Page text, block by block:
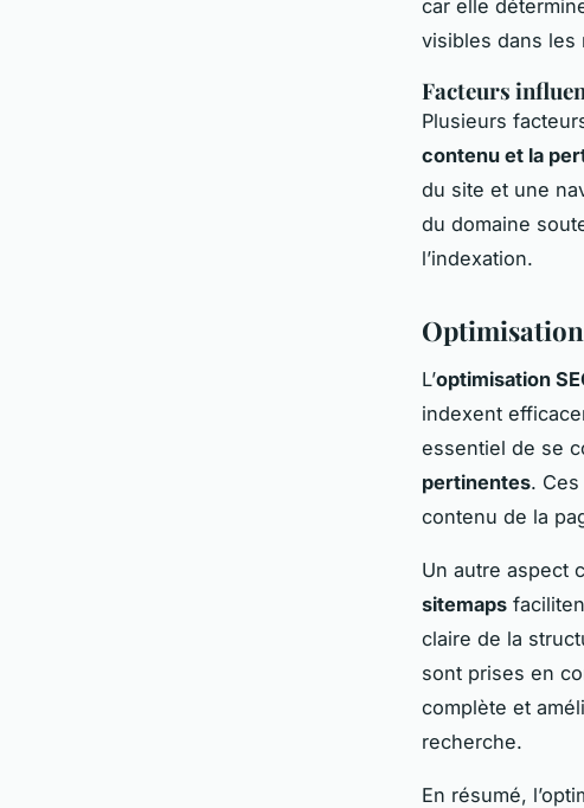
car elle
visibles dans les
Facteurs
Plusieurs
contenu et la
du site et une
du domaine
l’indexation.
L’optimisation
indexent
essentiel de se
pertinentes.
contenu de la
Un autre aspect
sitemaps
claire de la
sont prises en
complète et
recherche.
En résumé,